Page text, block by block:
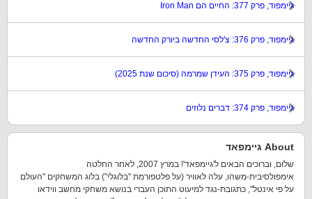
גיימפוד, פרק 377: החיים הם Iron Man
גיימפוד, פרק 376: צ'לסי החדשה ביורק החדשה
גיימפוד, פרק 375: העידן שמרמה (סיכום שנת 2025)
גיימפוד, פרק 374: דברים נלוזים
About גיימפאד
שלום, וברוכים הבאים ל'גיימפאד'! במרץ 2007, לאחר החלטה
אימפולסיבית-משהו, עלה לאוויר (על פלטפורמת "בלוגלי") בלוג המשחקים "העולם
על פי אינטל", כתגובת-נגד למיעוט התוכן העברי בנושא משחקי מחשב ווידאו